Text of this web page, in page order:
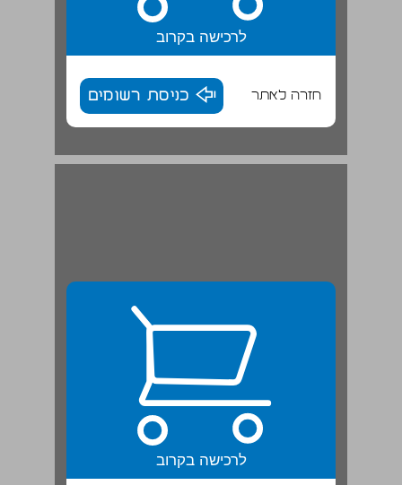
לרכישה בקרוב
חזרה לאתר כניסת רשומים
עכשיו אנחנו יכולים... ... 22
לרכישה בקרוב